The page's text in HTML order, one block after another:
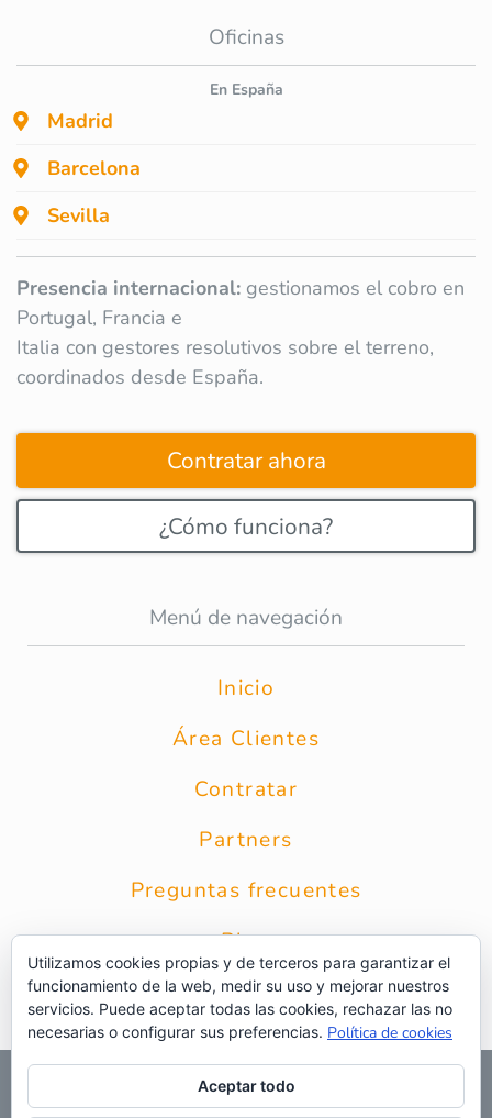
Oficinas
En España
Madrid
Barcelona
Sevilla
Presencia internacional: gestionamos el cobro en
Portugal, Francia e
Italia con gestores resolutivos sobre el terreno,
coordinados desde España.
Contratar ahora
¿Cómo funciona?
Menú de navegación
Inicio
Área Clientes
Contratar
Partners
Preguntas frecuentes
Blog
Contacto
© 2026 Grupo Intercobros|Calle Zurbarán 8 1* Planta 28010
|Política de privacidad
Utilizamos cookies propias y de terceros para garantizar el
funcionamiento de la web, medir su uso y mejorar nuestros
servicios. Puede aceptar todas las cookies, rechazar las no
necesarias o configurar sus preferencias. Política de cookies
Aceptar todo